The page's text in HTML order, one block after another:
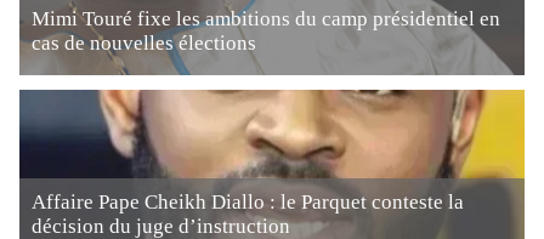
Mimi Touré fixe les ambitions du camp présidentiel en
cas de nouvelles élections
Affaire Pape Cheikh Diallo : le Parquet conteste la
décision du juge d’instruction